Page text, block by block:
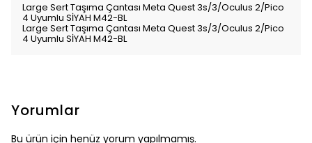
Large Sert Taşıma Çantası Meta Quest 3s/3/Oculus 2/Pico
4 Uyumlu SİYAH M42-BL
Large Sert Taşıma Çantası Meta Quest 3s/3/Oculus 2/Pico
4 Uyumlu SİYAH M42-BL
Yorumlar
Bu ürün için henüz yorum yapılmamış.